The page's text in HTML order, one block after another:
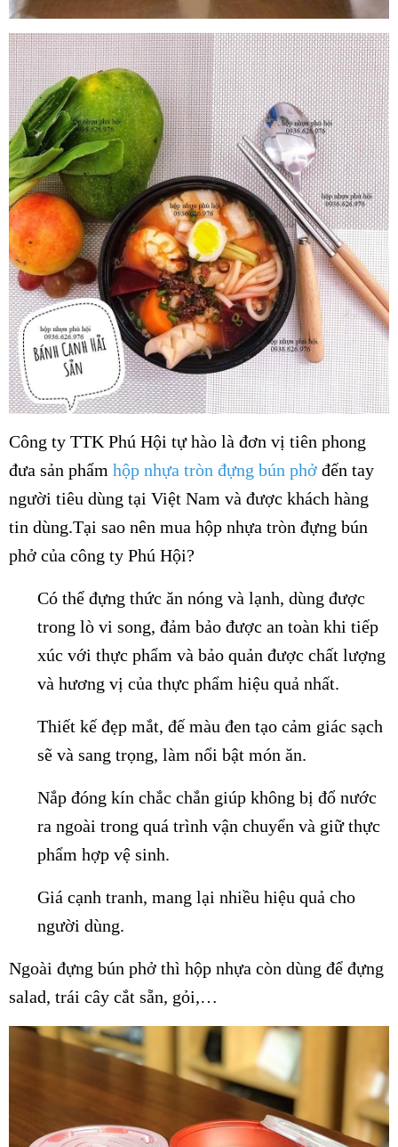
Công ty TTK Phú Hội tự hào là đơn vị tiên phong
đưa sản phẩm hộp nhựa tròn đựng bún phở đến tay
người tiêu dùng tại Việt Nam và được khách hàng
tin dùng.Tại sao nên mua hộp nhựa tròn đựng bún
phở của công ty Phú Hội?
Có thể đựng thức ăn nóng và lạnh, dùng được
trong lò vi song, đảm bảo được an toàn khi tiếp
xúc với thực phẩm và bảo quản được chất lượng
và hương vị của thực phẩm hiệu quả nhất.
Thiết kế đẹp mắt, đế màu đen tạo cảm giác sạch
sẽ và sang trọng, làm nổi bật món ăn.
Nắp đóng kín chắc chắn giúp không bị đổ nước
ra ngoài trong quá trình vận chuyển và giữ thực
phẩm hợp vệ sinh.
Giá cạnh tranh, mang lại nhiều hiệu quả cho
người dùng.
Ngoài đựng bún phở thì hộp nhựa còn dùng để đựng
salad, trái cây cắt sẵn, gỏi,…